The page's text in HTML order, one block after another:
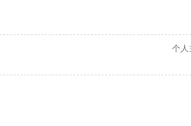
个人